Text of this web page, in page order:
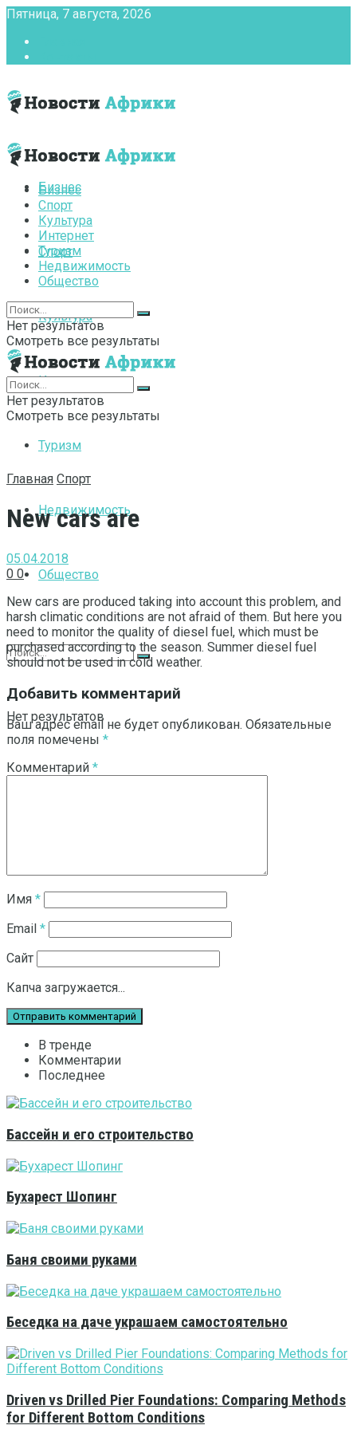
Пятница, 7 августа, 2026
Бизнес
Спорт
Культура
Интернет
Туризм
Недвижимость
Общество
Нет результатов
Смотреть все результаты
Бизнес
Спорт
Культура
Интернет
Туризм
Недвижимость
Общество
Нет результатов
Смотреть все результаты
Нет результатов
Смотреть все результаты
Главная Спорт
New cars are
05.04.2018
0 0
New cars are produced taking into account this problem, and
harsh climatic conditions are not afraid of them. But here you
need to monitor the quality of diesel fuel, which must be
purchased according to the season. Summer diesel fuel
should not be used in cold weather.
Добавить комментарий
Ваш адрес email не будет опубликован. Обязательные
поля помечены *
Комментарий *
Имя *
Email *
Сайт
Капча загружается...
В тренде
Комментарии
Последнее
Бассейн и его строительство
Бухарест Шопинг
Баня своими руками
Беседка на даче украшаем самостоятельно
Driven vs Drilled Pier Foundations: Comparing Methods
for Different Bottom Conditions